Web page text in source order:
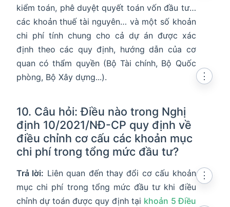
kiểm toán, phê duyệt quyết toán vốn đầu tư…
các khoản thuế tài nguyên… và một số khoản
chi phí tính chung cho cả dự án được xác
định theo các quy định, hướng dẫn của cơ
quan có thẩm quyền (Bộ Tài chính, Bộ Quốc
phòng, Bộ Xây dựng...).
10. Câu hỏi: Điều nào trong Nghị
định 10/2021/NĐ-CP quy định về
điều chỉnh cơ cấu các khoản mục
chi phí trong tổng mức đầu tư?
⋮
Trả lời: Liên quan đến thay đổi cơ cấu khoản
mục chi phí trong tổng mức đầu tư khi điều
chỉnh dự toán được quy định tại khoản 5 Điều
⋮